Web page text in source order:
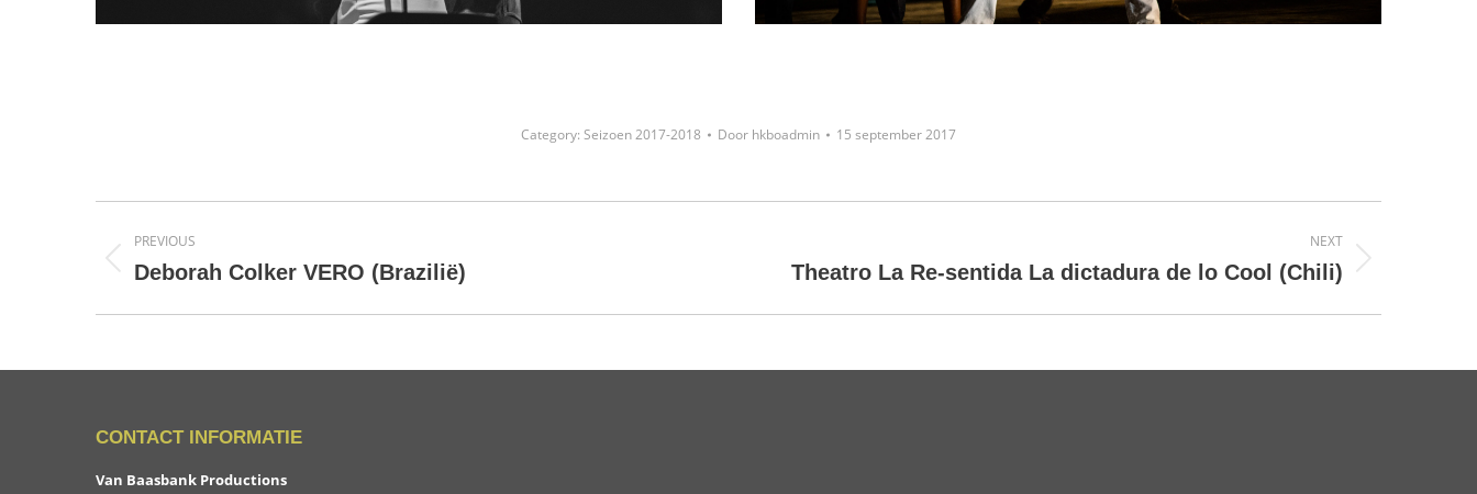
Category: Seizoen 2017-2018 Door hkboadmin 15 september 2017
navigation
PREVIOUS
Previous
Deborah Colker VERO (Brazilië)
NEXT
NextTheatro La Re-sentida La dictadura de lo Cool (Chili)
CONTACT INFORMATIE
Van Baasbank Productions